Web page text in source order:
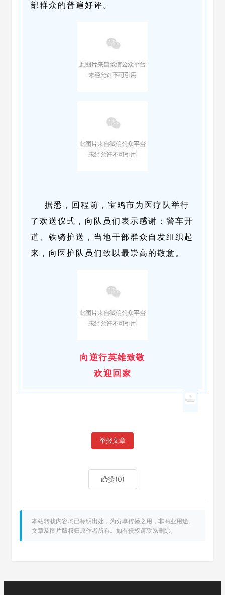
部群众的普遍好评。
据悉，回程前，宝鸡市为医疗队举行
了欢送仪式，向队员们表示感谢；警车开
道、铁骑护送，当地干部群众自发组织起
来，向医护队员们致以最崇高的敬意。
向逆行英雄致敬
欢迎回家
举报文章
赞(0)
本站转载内容均已标明出处，为分享传播之用，非商业用途。
文章及图片版权归原作者所有。如有侵权请联系删除。